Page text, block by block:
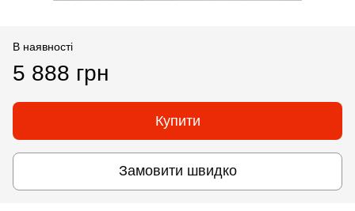
В наявності
5 888 грн
Купити
Замовити швидко